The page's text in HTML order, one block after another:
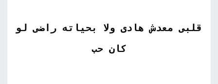
قلبى معدش هادى ولا بحياته راضى لو
كان حب